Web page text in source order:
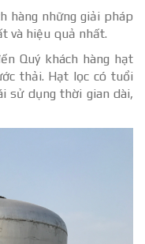
hàng những giải pháp
và hiệu quả nhất.
Quý khách hàng hạt
thải. Hạt lọc có tuổi
sử dụng thời gian dài,